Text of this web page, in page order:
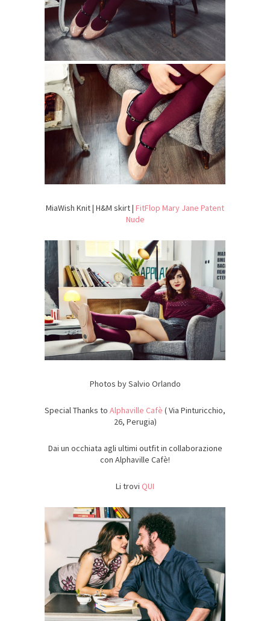
MiaWish Knit | H&M skirt | FitFlop Mary Jane Patent
Nude
Photos by Salvio Orlando
Special Thanks to Alphaville Cafè ( Via Pinturicchio,
26, Perugia)
Dai un occhiata agli ultimi outfit in collaborazione
con Alphaville Cafè!
Li trovi QUI